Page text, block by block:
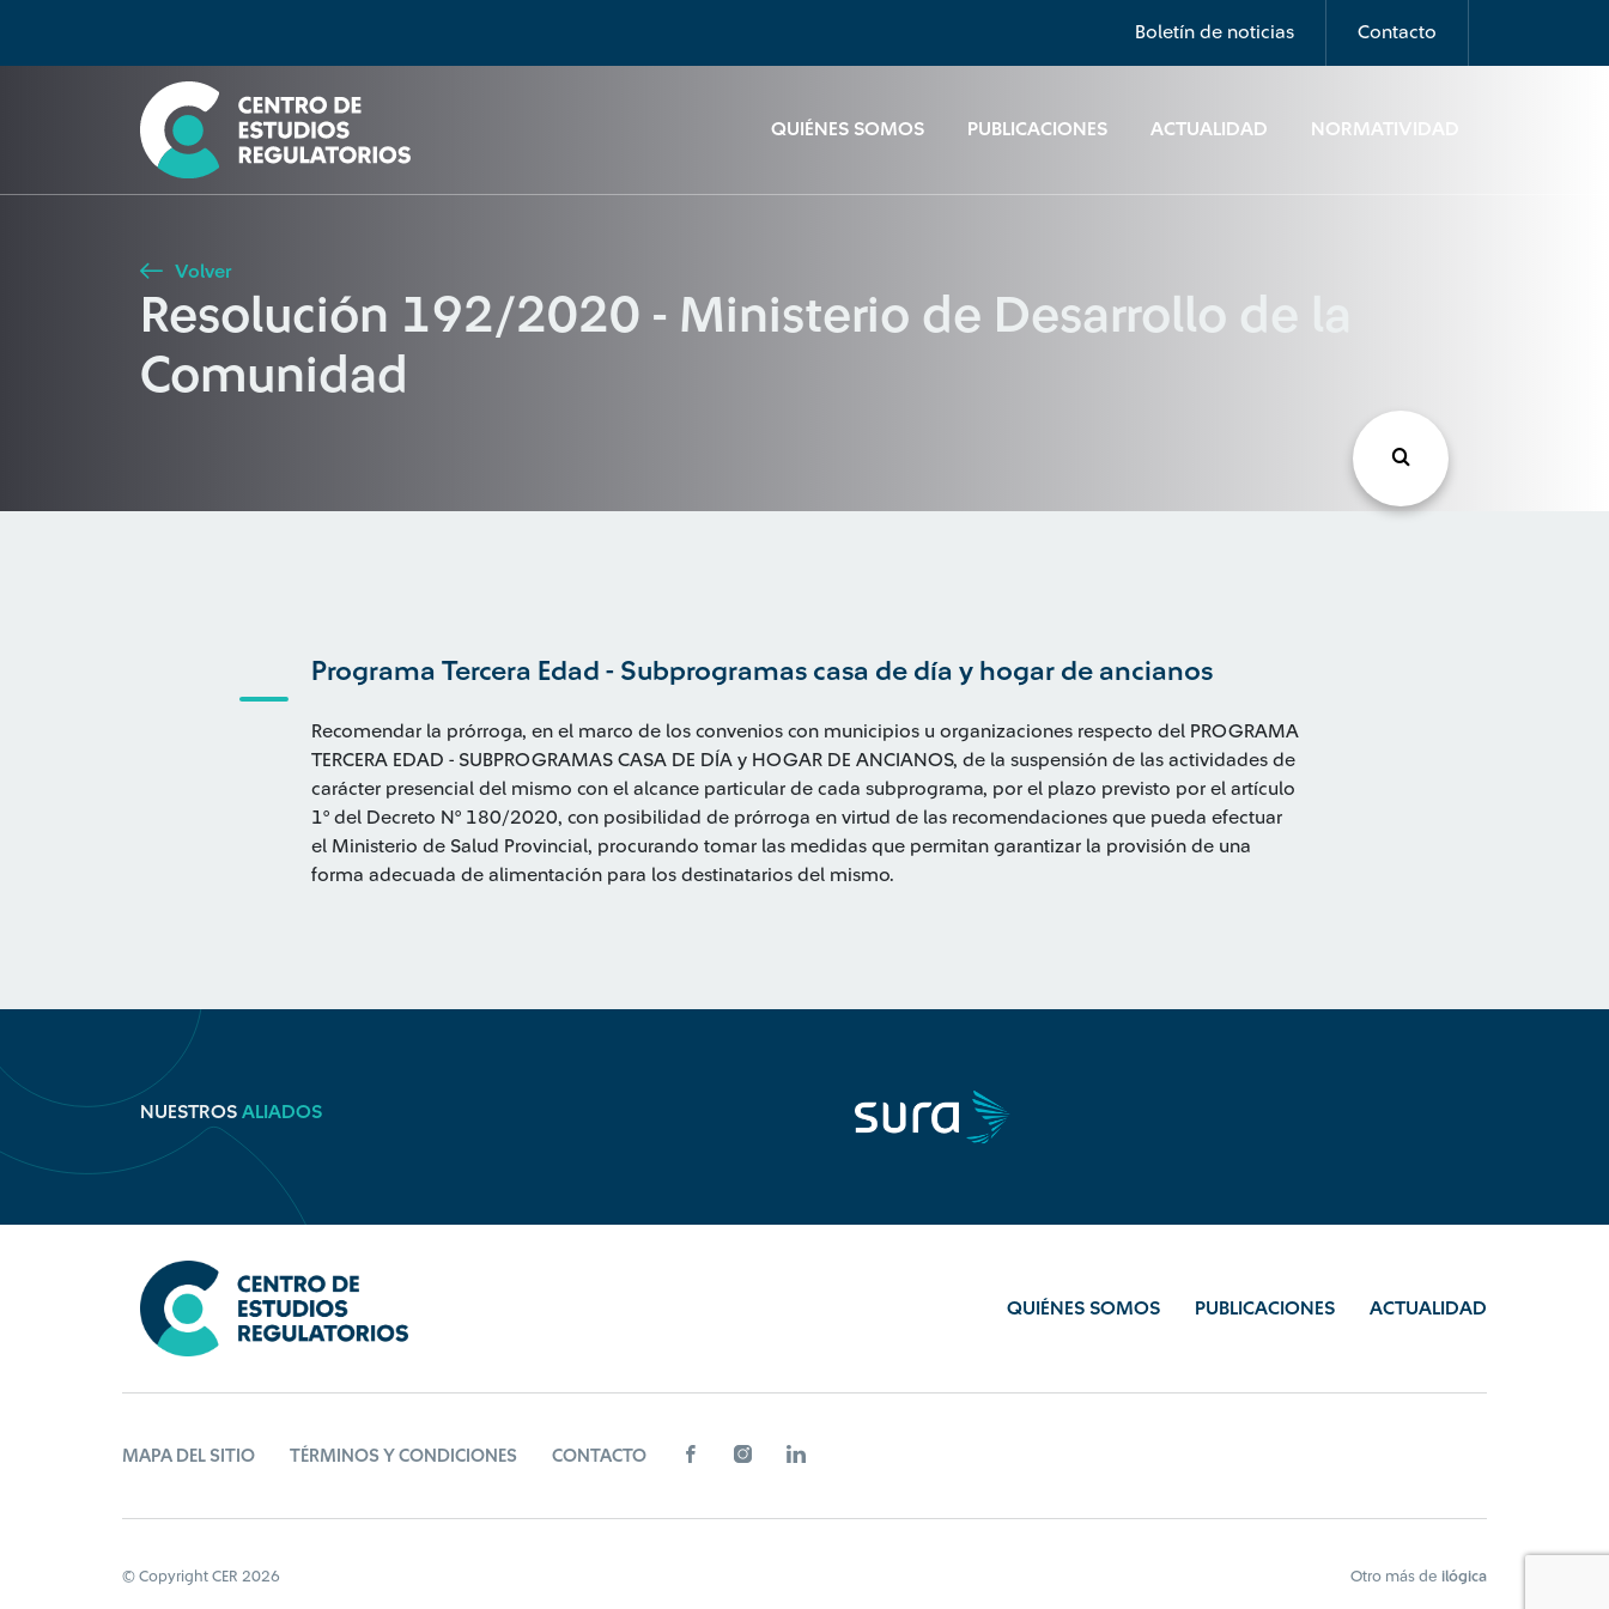
Boletín de noticias Contacto
QUIÉNES SOMOS PUBLICACIONES ACTUALIDAD NORMATIVIDAD
Seleccione país
Buscar
Volver
Resolución 192/2020 - Ministerio de Desarrollo de la
Comunidad
Programa Tercera Edad - Subprogramas casa de día y hogar de ancianos
Recomendar la prórroga, en el marco de los convenios con municipios u organizaciones respecto del PROGRAMA
TERCERA EDAD - SUBPROGRAMAS CASA DE DÍA y HOGAR DE ANCIANOS, de la suspensión de las actividades de
carácter presencial del mismo con el alcance particular de cada subprograma, por el plazo previsto por el artículo
1° del Decreto N° 180/2020, con posibilidad de prórroga en virtud de las recomendaciones que pueda efectuar
el Ministerio de Salud Provincial, procurando tomar las medidas que permitan garantizar la provisión de una
forma adecuada de alimentación para los destinatarios del mismo.
NUESTROS ALIADOS
QUIÉNES SOMOS PUBLICACIONES ACTUALIDAD
MAPA DEL SITIO TÉRMINOS Y CONDICIONES CONTACTO
© Copyright CER 2026 Otro más de ilógica